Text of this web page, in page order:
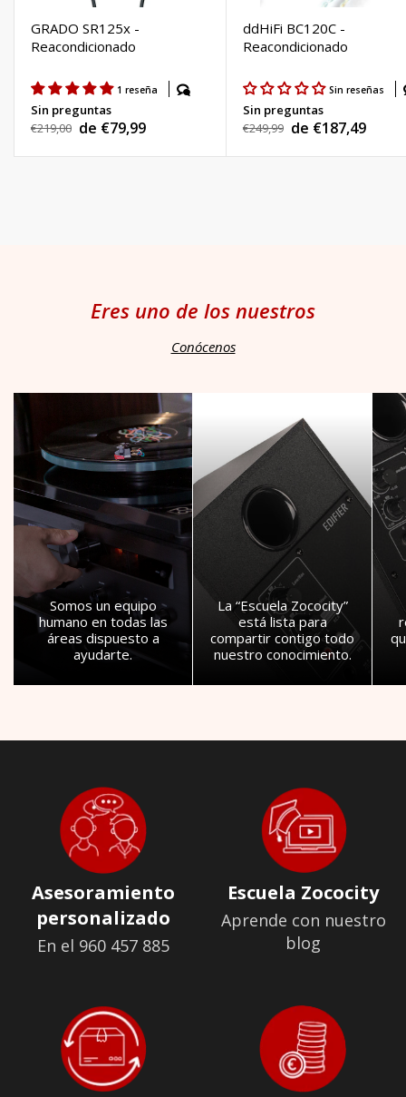
GRADO SR125x -
Reacondicionado
1 reseña
Sin preguntas
Precio
€219,00 Precio
de
de €79,99
ddHiFi BC120C -
Reacondicionado
Sin reseñas
Sin preguntas
Precio
€249,99 Precio
de
de €187,49
Eres uno de los nuestros
Conócenos
Somos un equipo
humano en todas las
áreas dispuesto a
ayudarte.
La “Escuela Zococity”
está lista para
compartir contigo todo
nuestro conocimiento.
Asesoramiento
personalizado
En el 960 457 885
Escuela Zococity
Aprende con nuestro
blog